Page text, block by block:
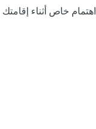
اهتمام خاص أثناء إقامتك